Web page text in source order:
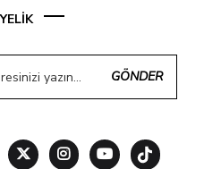
GÖNDER